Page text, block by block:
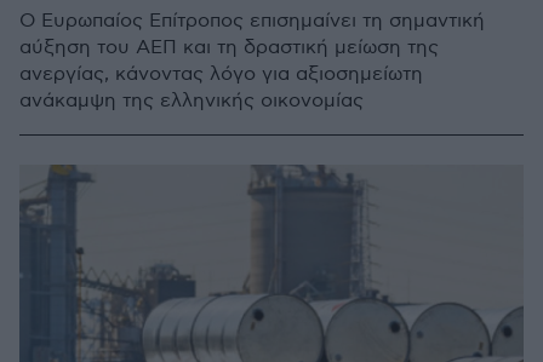
Ο Ευρωπαίος Επίτροπος επισημαίνει τη σημαντική
αύξηση του ΑΕΠ και τη δραστική μείωση της
ανεργίας, κάνοντας λόγο για αξιοσημείωτη
ανάκαμψη της ελληνικής οικονομίας